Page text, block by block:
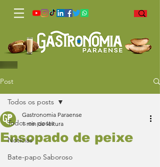
Post
Todos os posts
Notícias
Bate-papo Saboroso
Todos os posts
Ensopado de peixe
Gastronomia Paraense
1 min de leitura